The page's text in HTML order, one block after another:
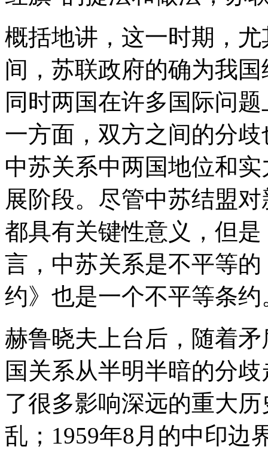
概括地讲，这一时期，
间，苏联政府的确为我
同时两国在许多国际问
一方面，双方之间的分
中苏关系中两国地位和
展阶段。尽管中苏结盟
都具有关键性意义，但
言，中苏关系是不平等
约》也是一个不平等条约
赫鲁晓夫上台后，随着
国关系从半明半暗的分
了很多影响深远的重大
乱；1959年8月的中印边